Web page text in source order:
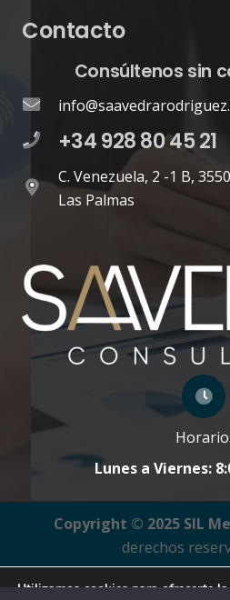
Contacto
Consúltenos sin
+34 928 80 45 21
C. Venezuela, 2 -1 B,
Las Palmas
Horario:
Lunes a Viernes:
Copyright © 2025 SIL
derechos
Home Saavedra
Utilizamos cookies para ofrecerte